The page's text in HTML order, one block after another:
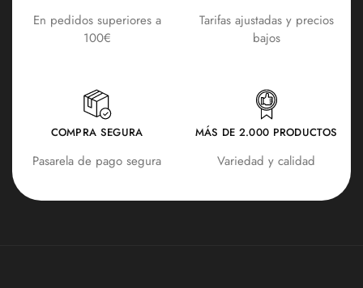
En pedidos superiores a
100€
Tarifas ajustadas y precios
bajos
COMPRA SEGURA
Pasarela de pago segura
MÁS DE 2.000 PRODUCTOS
Variedad y calidad